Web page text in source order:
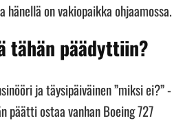
on vakiopaikka ohjaamossa.
tähän päädyttiin?
ja täysipäiväinen ”miksi ei?” -
päätti ostaa vanhan Boeing 727